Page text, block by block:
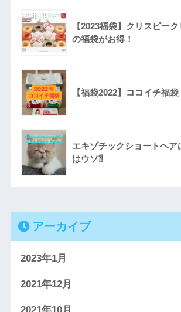
【2023福袋】クリスピー
の福袋がお得！
【福袋2022】ココイチ福袋
エキゾチックショートヘア
はウソ⁈
アーカイブ
2023年1月
2021年12月